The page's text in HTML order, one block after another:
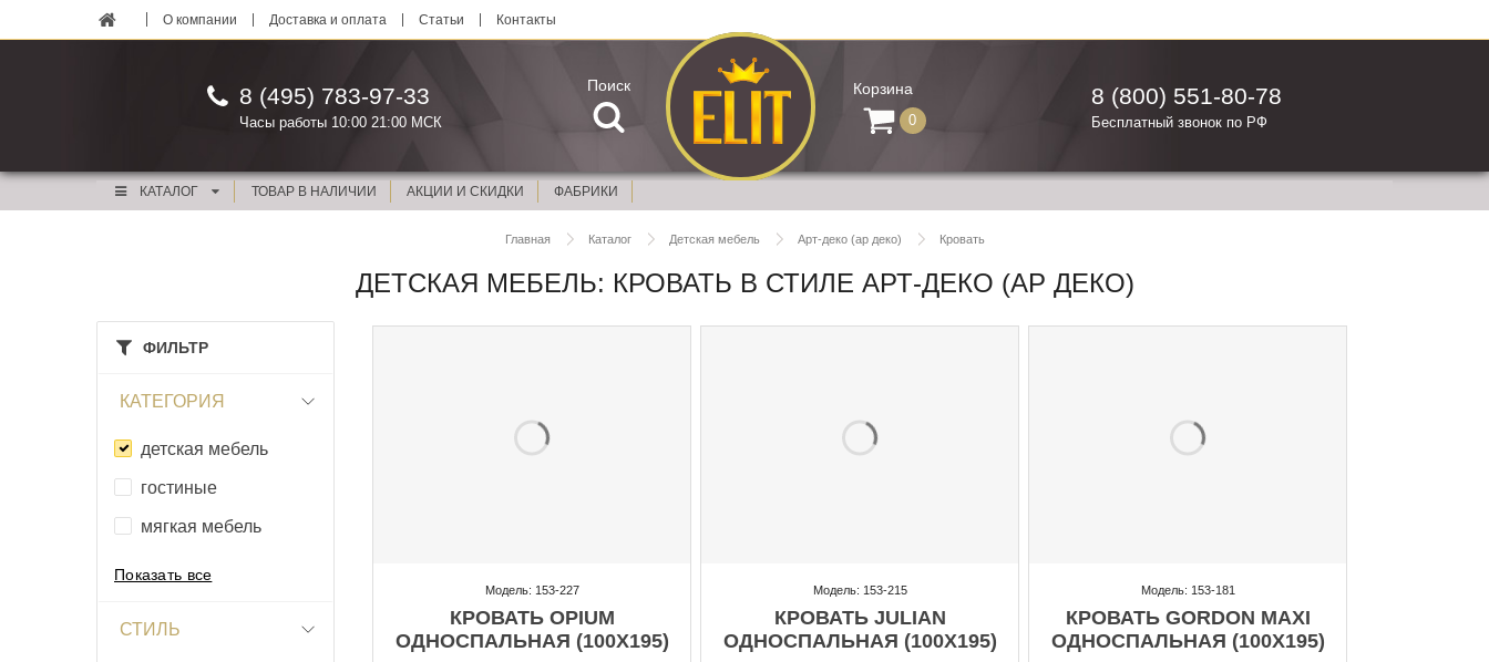
О компании Доставка и оплата Статьи Контакты
8 (495) 783-97-33
Часы работы 10:00 21:00 МСК
Поиск Корзина
0
8 (800) 551-80-78
Бесплатный звонок по РФ
КАТАЛОГ ТОВАР В НАЛИЧИИ АКЦИИ И СКИДКИ ФАБРИКИ
Главная Каталог Детская мебель Арт-деко (ар деко) Кровать
ДЕТСКАЯ МЕБЕЛЬ: КРОВАТЬ В СТИЛЕ АРТ-ДЕКО (АР ДЕКО)
ФИЛЬТР
КАТЕГОРИЯ
детская мебель
гостиные
мягкая мебель
Показать все
СТИЛЬ
Модель: 153-227
КРОВАТЬ OPIUM
ОДНОСПАЛЬНАЯ (100X195)
Модель: 153-215
КРОВАТЬ JULIAN
ОДНОСПАЛЬНАЯ (100X195)
Модель: 153-181
КРОВАТЬ GORDON MAXI
ОДНОСПАЛЬНАЯ (100X195)